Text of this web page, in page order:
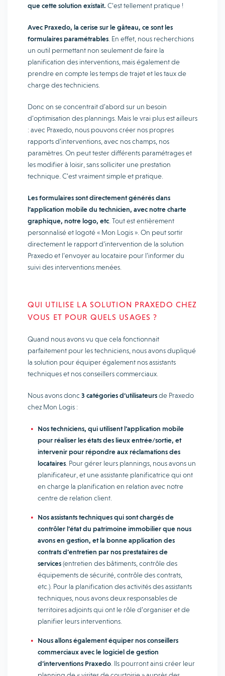
que cette solution existait. C’est tellement pratique !
Avec Praxedo, la cerise sur le gâteau, ce sont les
formulaires paramétrables . En effet, nous recherchions
un outil permettant non seulement de faire la
planification des interventions, mais également de
prendre en compte les temps de trajet et les taux de
charge des techniciens.
Donc on se concentrait d’abord sur un besoin
d’optimisation des plannings. Mais le vrai plus est ailleurs
: avec Praxedo, nous pouvons créer nos propres
rapports d’interventions, avec nos champs, nos
paramètres. On peut tester différents paramétrages et
les modifier à loisir, sans solliciter une prestation
technique. C’est vraiment simple et pratique.
Les formulaires sont directement générés dans
l’application mobile du technicien, avec notre charte
graphique, notre logo, etc . Tout est entièrement
personnalisé et logoté « Mon Logis ». On peut sortir
directement le rapport d’intervention de la solution
Praxedo et l’envoyer au locataire pour l’informer du
suivi des interventions menées.
QUI UTILISE LA SOLUTION PRAXEDO CHEZ
VOUS ET POUR QUELS USAGES ?
Quand nous avons vu que cela fonctionnait
parfaitement pour les techniciens, nous avons dupliqué
la solution pour équiper également nos assistants
techniques et nos conseillers commerciaux.
Nous avons donc 3 catégories d’utilisateursde Praxedo
chez Mon Logis :
Nos techniciens, qui utilisent l’application mobile
pour réaliser les états des lieux entrée/sortie, et
intervenir pour répondre aux réclamations des
locataires . Pour gérer leurs plannings, nous avons un
planificateur, et une assistante planificatrice qui ont
en charge la planification en relation avec notre
centre de relation client.
Nos assistants techniques qui sont chargés de
contrôler l’état du patrimoine immobilier que nous
avons en gestion, et la bonne application des
contrats d’entretien par nos prestataires de
services(entretien des bâtiments, contrôle des
équipements de sécurité, contrôle des contrats,
etc.). Pour la planification des activités des assistants
techniques, nous avons deux responsables de
territoires adjoints qui ont le rôle d’organiser et de
planifier leurs interventions.
Nous allons également équiper nos conseillers
commerciaux avec le logiciel de gestion
d’interventions Praxedo . Ils pourront ainsi créer leur